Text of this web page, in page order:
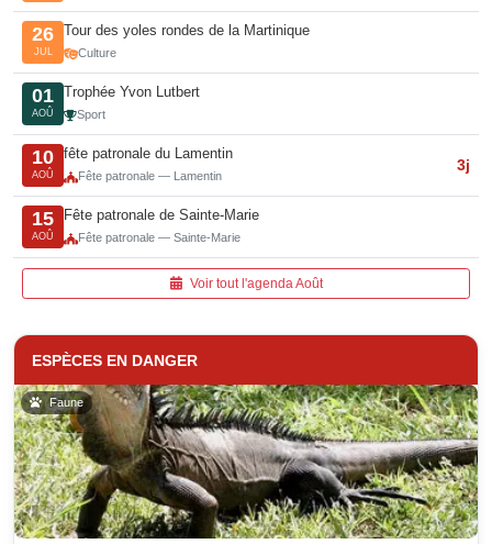
26
JUL
Tour des yoles rondes de la Martinique
Culture
01
AOÛ
Trophée Yvon Lutbert
Sport
10
AOÛ
fête patronale du Lamentin
Fête patronale — Lamentin
3j
15
AOÛ
Fête patronale de Sainte-Marie
Fête patronale — Sainte-Marie
Voir tout l'agenda Août
ESPÈCES EN DANGER
Faune